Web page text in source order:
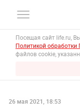
Посещая сайт life.ru,
Политикой
файлов cookie,
26 мая 2021, 18:53